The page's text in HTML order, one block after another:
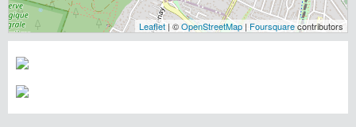
Leaflet | ©OpenStreetMap | Foursquarecontributors